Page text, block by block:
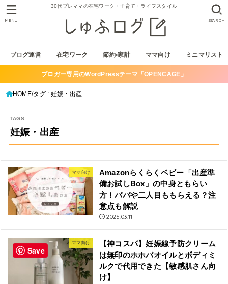
30代プレママの在宅ワーク・子育て・ライフスタイル
ブログ運営 在宅ワーク 節約•家計 ママ向け ミニマリスト
SEARCH
MENU
ブロガー専用のWordPressテーマ「OPENCAGE」
HOME タグ : 妊娠・出産
妊娠・出産
ママ向け
Amazonらくらくベビー「出産準
備お試しBox」の中身ともらい
方！パパや二人目ももらえる？注
意点も解説
2025.03.11
ママ向け
【神コスパ】妊娠線予防クリーム
は無印のホホバオイルとボディミ
ルクで代用できた【敏感肌さん向
け】
Save